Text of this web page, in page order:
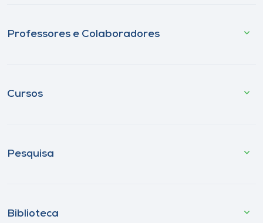
Professores e Colaboradores
Cursos
Pesquisa
Biblioteca